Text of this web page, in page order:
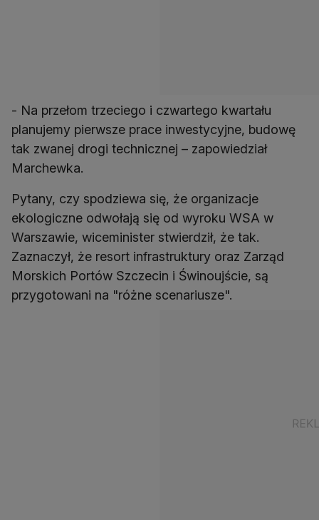
- Na przełom trzeciego i czwartego kwartału
planujemy pierwsze prace inwestycyjne, budowę
tak zwanej drogi technicznej – zapowiedział
Marchewka.
Pytany, czy spodziewa się, że organizacje
ekologiczne odwołają się od wyroku WSA w
Warszawie, wiceminister stwierdził, że tak.
Zaznaczył, że resort infrastruktury oraz Zarząd
Morskich Portów Szczecin i Świnoujście, są
przygotowani na "różne scenariusze".